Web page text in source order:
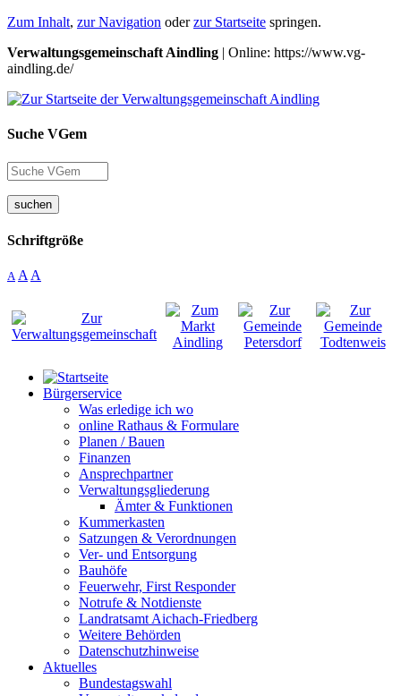
Zum Inhalt, zur Navigation oderzur Startseite springen.
Verwaltungsgemeinschaft Aindling | Online: https://www.vg-
aindling.de/
Suche VGem
suchen
Schriftgröße
A A A
Bürgerservice
Was erledige ich wo
online Rathaus & Formulare
Planen / Bauen
Finanzen
Ansprechpartner
Verwaltungsgliederung
Ämter & Funktionen
Kummerkasten
Satzungen & Verordnungen
Ver- und Entsorgung
Bauhöfe
Feuerwehr, First Responder
Notrufe & Notdienste
Landratsamt Aichach-Friedberg
Weitere Behörden
Datenschutzhinweise
Aktuelles
Bundestagswahl